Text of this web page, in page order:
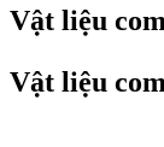
Vật liệu
Vật liệu